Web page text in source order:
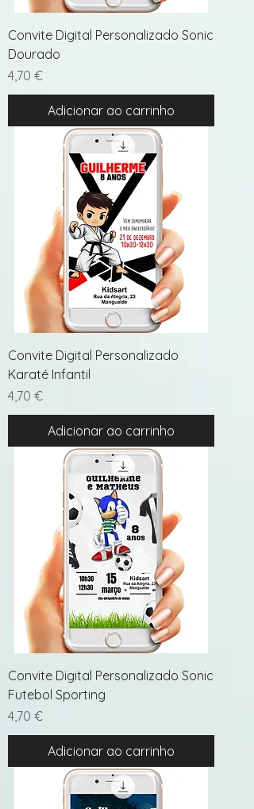
Convite Digital Personalizado Sonic
Dourado
Preço
4,70 €
Adicionar ao carrinho
Convite Digital Personalizado
Karaté Infantil
Preço
4,70 €
Adicionar ao carrinho
Convite Digital Personalizado Sonic
Futebol Sporting
Preço
4,70 €
Adicionar ao carrinho